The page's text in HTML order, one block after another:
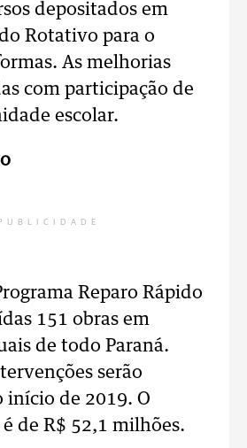
depositados em
Rotativo para o
As melhorias
com participação de
escolar.
PUBLICIDADE
Reparo Rápido
151 obras em
de todo Paraná.
serão
início de 2019. O
de R$ 52,1 milhões.